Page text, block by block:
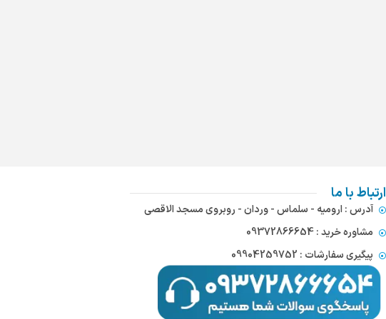
ارتباط با ما
آدرس : ارومیه - سلماس - وردان - روبروی مسجد الاقصی
مشاوره خرید : 09372866654
پیگیری سفارشات : 09904259752